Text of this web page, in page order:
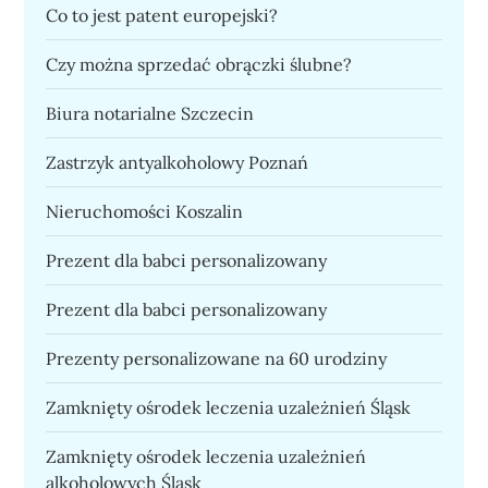
Co to jest patent europejski?
Czy można sprzedać obrączki ślubne?
Biura notarialne Szczecin
Zastrzyk antyalkoholowy Poznań
Nieruchomości Koszalin
Prezent dla babci personalizowany
Prezent dla babci personalizowany
Prezenty personalizowane na 60 urodziny
Zamknięty ośrodek leczenia uzależnień Śląsk
Zamknięty ośrodek leczenia uzależnień
alkoholowych Śląsk